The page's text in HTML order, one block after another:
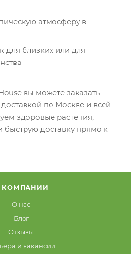
атмосферу в
для близких или для
вы можете заказать
по Москве и всей
здоровые растения,
быструю доставку прямо к
КОМПАНИИ
О нас
Блог
Отзывы
и вакансии